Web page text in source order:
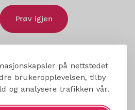
på nettstedet
brukeropplevelsen, tilby
og analysere trafikken vår.
Prøv igjen